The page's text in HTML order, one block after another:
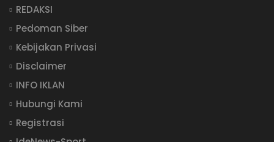
REDAKSI
Pedoman Siber
Kebijakan Privasi
Disclaimer
INFO IKLAN
Hubungi Kami
Registrasi